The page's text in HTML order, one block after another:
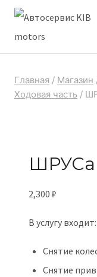
Перейти
Главная / Магазин
Ходовая часть /
ШРУСа
2,300 ₽
В услугу входит:
Снятие
Снятие